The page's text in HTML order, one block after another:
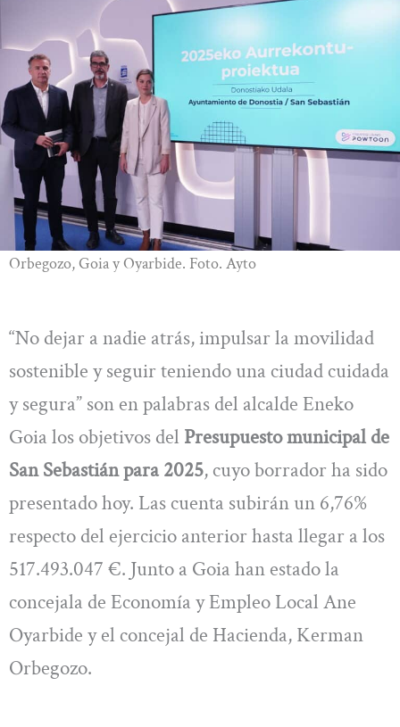
Orbegozo, Goia y Oyarbide. Foto. Ayto
“No dejar a nadie atrás, impulsar la movilidad
sostenible y seguir teniendo una ciudad cuidada
y segura” son en palabras del alcalde Eneko
Goia los objetivos del Presupuesto municipal de
San Sebastián para 2025, cuyo borrador ha sido
presentado hoy. Las cuenta subirán un 6,76%
respecto del ejercicio anterior hasta llegar a los
517.493.047 €. Junto a Goia han estado la
concejala de Economía y Empleo Local Ane
Oyarbide y el concejal de Hacienda, Kerman
Orbegozo.